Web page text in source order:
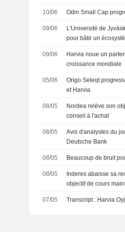
10/06 Odin Small Cap
09/06
L'Université de
pour bâtir un
09/06
Harvia noue un
croissance mondiale
05/06
Origo Seleqt
et Harvia
08/05
Nordea relève son
conseil à l'achat
08/05
Avis d'analystes du
Deutsche Bank
08/05 Beaucoup de bruit
08/05
Inderes abaisse sa
objectif de cours
07/05 Transcript : Harvia